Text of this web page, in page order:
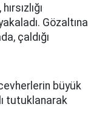
Gözaltına
çaldığı
büyük
tutuklanarak